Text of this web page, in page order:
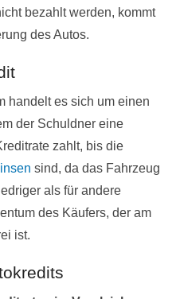
bezahlt werden, kommt
des Autos.
handelt es sich um einen
der Schuldner eine
zahlt, bis die
sind, da das Fahrzeug
als für andere
des Käufers, der am
ist.